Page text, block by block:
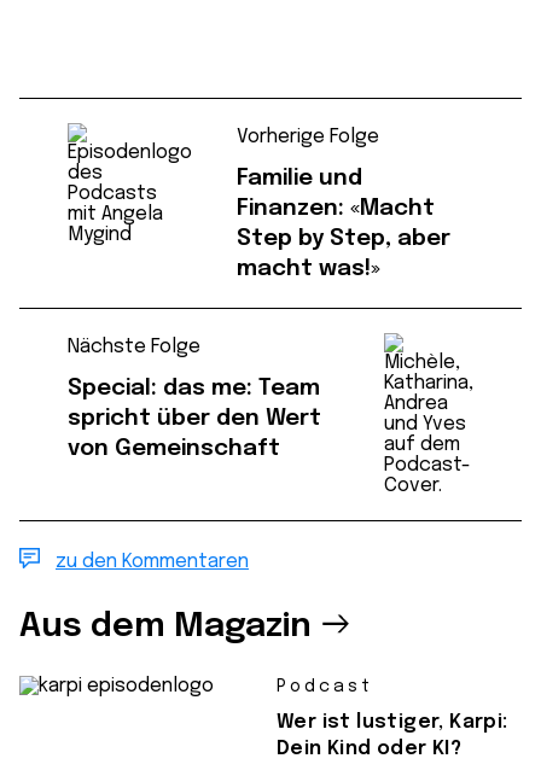
Vorherige Folge
Familie und
Finanzen: «Macht
Step by Step, aber
macht was!»
Nächste Folge
Special: das me: Team
spricht über den Wert
von Gemeinschaft
zu den Kommentaren
Aus dem Magazin
Podcast
Wer ist lustiger, Karpi:
Dein Kind oder KI?